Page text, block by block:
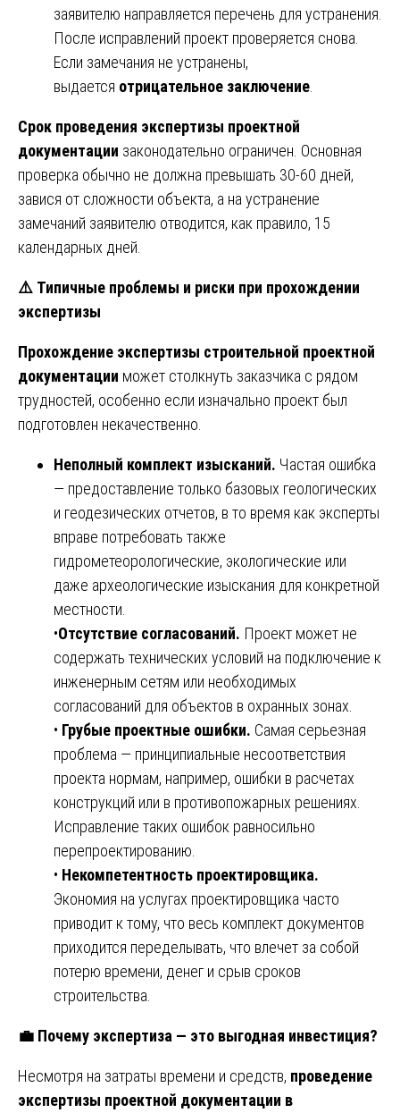
заявителю направляется перечень для устранения.
После исправлений проект проверяется снова.
Если замечания не устранены,
выдается отрицательное заключение
Срок проведения экспертизы проектной
документации законодательно ограничен. Основная
проверка обычно не должна превышать 30-60 дней,
завися от сложности объекта, а на устранение
замечаний заявителю отводится, как правило, 15
календарных дней.
⚠ Типичные проблемы и риски при прохождении
экспертизы
Прохождение экспертизы строительной проектной
документации может столкнуть заказчика с рядом
трудностей, особенно если изначально проект был
подготовлен некачественно.
Неполный комплект изысканий. Частая ошибка
— предоставление только базовых геологических
и геодезических отчетов, в то время как эксперты
вправе потребовать также
гидрометеорологические, экологические или
даже археологические изыскания для конкретной
местности.
•Отсутствие согласований. Проект может не
содержать технических условий на подключение к
инженерным сетям или необходимых
согласований для объектов в охранных зонах.
• Грубые проектные ошибки. Самая серьезная
проблема — принципиальные несоответствия
проекта нормам, например, ошибки в расчетах
конструкций или в противопожарных решениях.
Исправление таких ошибок равносильно
перепроектированию.
• Некомпетентность проектировщика.
Экономия на услугах проектировщика часто
приводит к тому, что весь комплект документов
приходится переделывать, что влечет за собой
потерю времени, денег и срыв сроков
строительства.
💼 Почему экспертиза — это выгодная инвестиция?
Несмотря на затраты времени и средств, проведение
экспертизы проектной документации в